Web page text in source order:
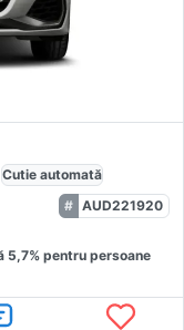
Cutie automată
AUD221920
5,7% pentru persoane